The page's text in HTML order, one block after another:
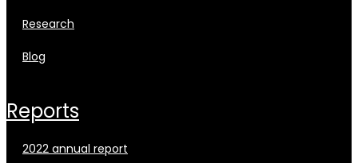
research
blog
reports
2022 annual report